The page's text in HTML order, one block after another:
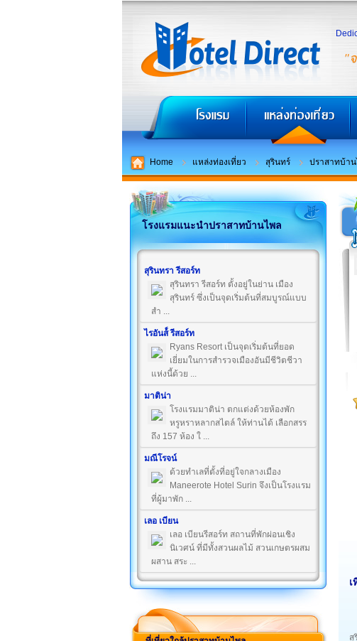
"
Home แหล่งท่องเที่ยว สุรินทร์ ปราสาทบ้า
โรงแรมแนะนำปราสาทบ้านไพล
สุรินทรา รีสอร์ท
สุรินทรา รีสอร์ท ตั้งอยู่ในย่าน เมือง
สุรินทร์ ซึ่งเป็นจุดเริ่มต้นที่สมบูรณ์แบบ
สำ ...
ไรอันส์์ รีสอร์ท
Ryans Resort เป็นจุดเริ่มต้นที่ยอด
เยี่ยมในการสำรวจเมืองอันมีชีวิตชีวา
แห่งนี้ด้วย ...
มาติน่า
โรงแรมมาติน่า ตกแต่งด้วยห้องพัก
หรูหราหลากสไตล์ ให้ท่านได้ เลือกสรร
ถึง 157 ห้อง ใ ...
มณีโรจน์
ด้วยทำเลที่ตั้งที่อยู่ใจกลางเมือง
Maneerote Hotel Surin จึงเป็นโรงแรม
ที่ผู้มาพัก ...
เลอ เบียน
เลอ เบียนรีสอร์ท สถานที่พักผ่อนเชิง
นิเวศน์ ที่มีทั้งสวนผลไม้ สวนเกษตรผสม
ผสาน สระ ...
สุ